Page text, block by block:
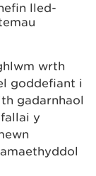
lled-
wrth
goddefiant i
gadarnhaol
y